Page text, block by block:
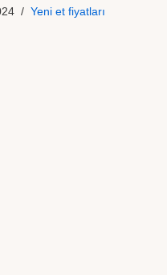
Yeni et fiyatları